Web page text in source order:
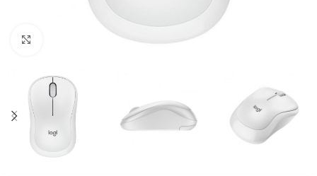
Clique para ampliar